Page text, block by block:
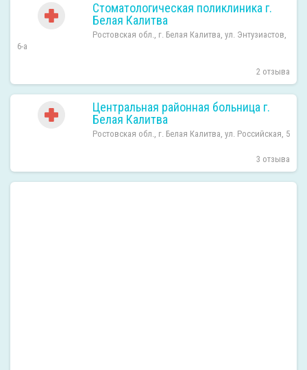
Стоматологическая поликлиника г.
Белая Калитва
Ростовская обл., г. Белая Калитва, ул. Энтузиастов,
6-а
2 отзыва
Центральная районная больница г.
Белая Калитва
Ростовская обл., г. Белая Калитва, ул. Российская, 5
3 отзыва